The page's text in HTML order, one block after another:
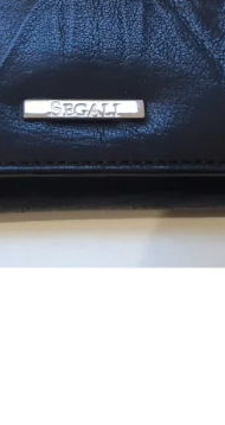
PÁNSKÉ TRIKO S
399 Kč